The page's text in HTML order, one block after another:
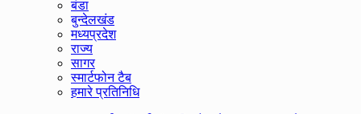
बंडा
बुन्देलखंड
मध्यप्रदेश
राज्य
सागर
स्मार्टफोन टैब
हमारे प्रतिनिधि